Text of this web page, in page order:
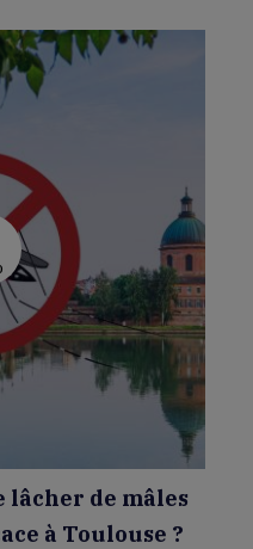
lâcher de mâles
à Toulouse ?